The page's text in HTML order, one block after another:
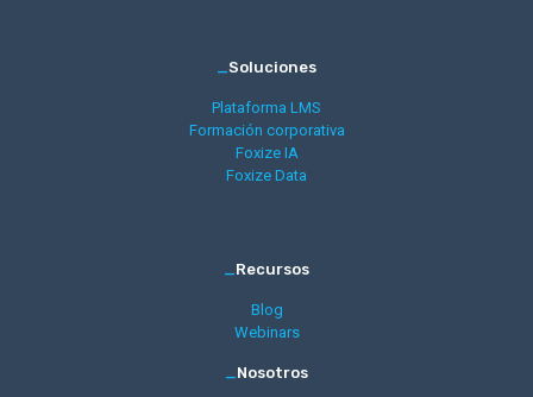
_Soluciones
Plataforma LMS
Formación corporativa
Foxize IA
Foxize Data
_Recursos
Blog
Webinars
_Nosotros